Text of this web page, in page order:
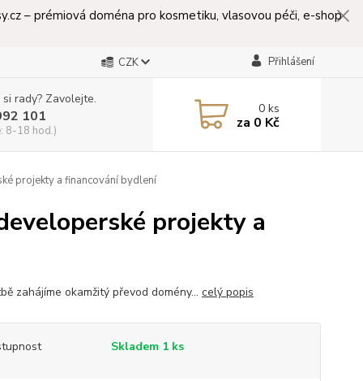
– prémiová doména pro kosmetiku, vlasovou péči, e-shop
CZK Přihlášení
rady? Zavolejte.
101
8-18 hod.)
0ks
za 0 Kč
projekty a financování bydlení
projekty a
zahájíme okamžitý převod domény... celý popis
Skladem 1 ks